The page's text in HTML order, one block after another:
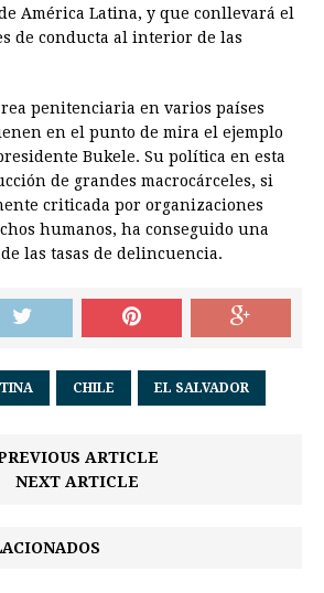
América Latina, y que conllevará el
de conducta al interior de las
penitenciaria en varios países
en el punto de mira el ejemplo
Bukele. Su política en esta
de grandes macrocárceles, si
criticada por organizaciones
humanos, ha conseguido una
las tasas de delincuencia.
CHILE EL SALVADOR
ARTICLE
NEXT ARTICLE